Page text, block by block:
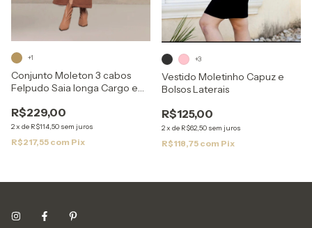
Conjunto Moleton 3 cabos
Felpudo Saia longa Cargo e
R$229,00
2x de R$114,50 sem juros
R$217,55 com Pix
+1
Vestido Moletinho Capuz e
Bolsos Laterais
R$125,00
2x de R$62,50 sem juros
R$118,75 com Pix
+3